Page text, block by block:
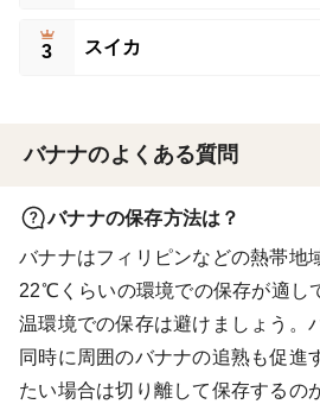
3 スイカ
バナナのよくある質問
バナナの保存方法は？
バナナはフィリピンなどの熱帯地
22℃くらいの環境での保存が適し
温環境での保存は避けましょう。
同時に周囲のバナナの追熟も促進
たい場合は切り離して保存するの